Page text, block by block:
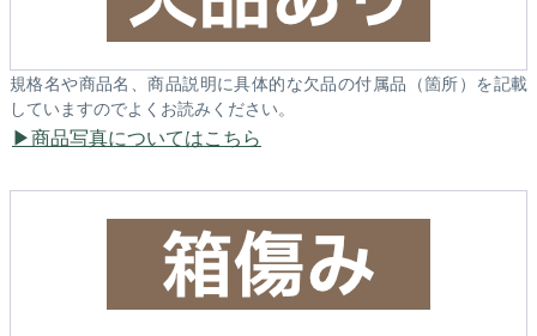
規格名や商品名、商品説明に具体的な欠品の付属品（箇所）を記載
していますのでよくお読みください。
商品写真についてはこちら